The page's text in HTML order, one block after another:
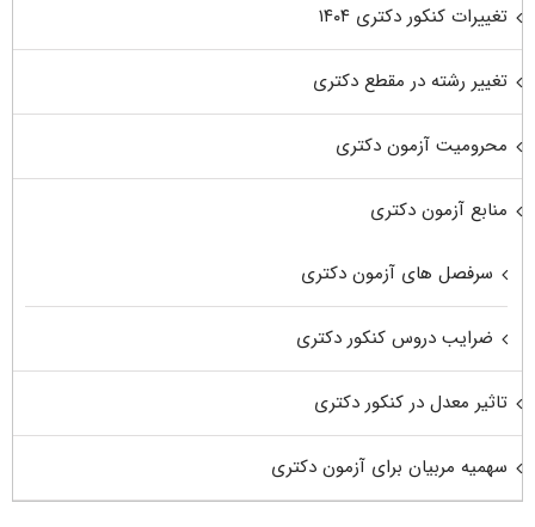
تغییرات کنکور دکتری ۱۴۰۴
تغییر رشته در مقطع دکتری
محرومیت آزمون دکتری
منابع آزمون دکتری
سرفصل های آزمون دکتری
ضرایب دروس کنکور دکتری
تاثیر معدل در کنکور دکتری
سهمیه مربیان برای آزمون دکتری